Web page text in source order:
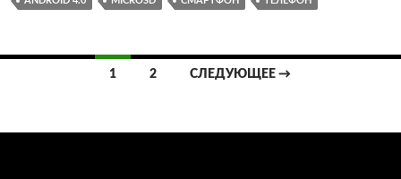
Навигация
записям
1 2 СЛЕДУЮЩЕЕ →